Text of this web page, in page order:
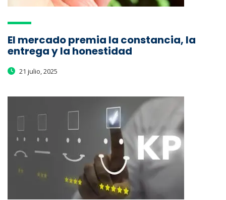
El mercado premia la constancia, la
entrega y la honestidad
21 julio, 2025